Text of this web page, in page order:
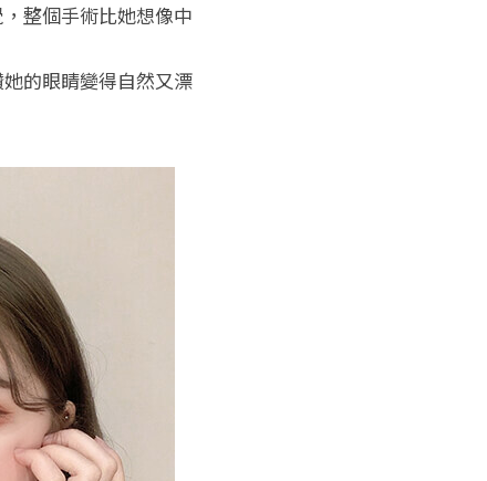
整個手術比她想像中
的眼睛變得自然又漂